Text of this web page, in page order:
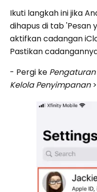
Ikuti langkah ini jika
dihapus di tab 'Pesan
aktifkan cadangan
Pastikan
- Pergi ke Pengaturan
Kelola Penyimpanan>